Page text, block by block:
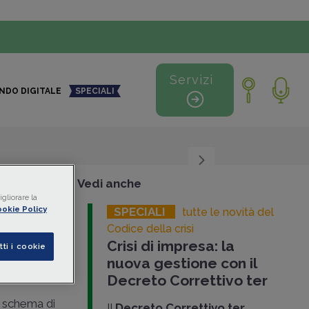
DIGITALE SPECIALI
Servizi
di
Vedi anche
SPECIALI
tutte le novità del
Codice della crisi
Crisi di impresa: la
nuova gestione con il
Decreto Correttivo ter
la
Policy
i cookie